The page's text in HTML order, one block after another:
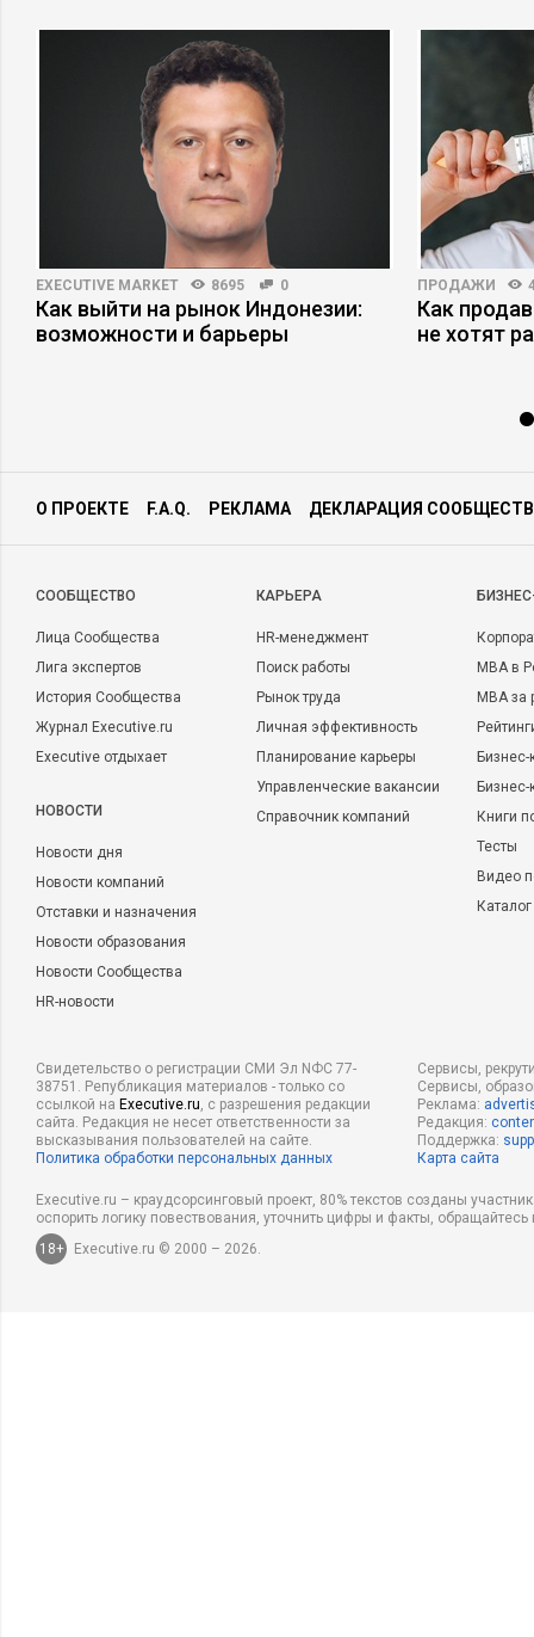
EXECUTIVE MARKET 8695 0
Как выйти на рынок Индонезии:
возможности и барьеры
ПРОДАЖИ
Как
не хотят
О ПРОЕКТЕ F.A.Q. РЕКЛАМА ДЕКЛАРАЦИЯ
CООБЩЕСТВО
Лица Сообщества
Лига экспертов
История Сообщества
Журнал Executive.ru
Executive отдыхает
НОВОСТИ
Новости дня
Новости компаний
Отставки и назначения
Новости образования
Новости Сообщества
HR-новости
КАРЬЕРА
HR-менеджмент
Поиск работы
Рынок труда
Личная эффективность
Планирование карьеры
Управленческие вакансии
Справочник компаний
MBA в
MBA
Бизнес-
Книги
Тесты
Видео
Свидетельство о регистрации СМИ Эл NФС 77-
38751. Републикация материалов - только со
ссылкой на Executive.ru, с разрешения редакции
сайта. Редакция не несет ответственности за
высказывания пользователей на сайте.
Политика обработки персональных данных
Сервисы,
Сервисы,
Реклама:
Редакция:
Поддержка:
Карта сайта
Executive.ru – краудсорсинговый проект, 80% текстов созданы
оспорить логику повествования, уточнить цифры и факты,
18+
Executive.ru © 2000 – 2026.